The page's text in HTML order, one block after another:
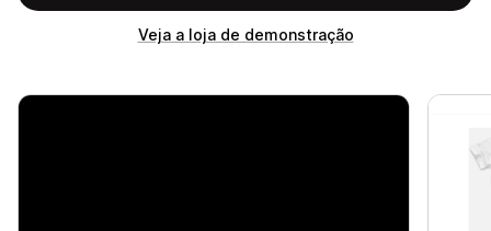
Veja a loja de demonstração